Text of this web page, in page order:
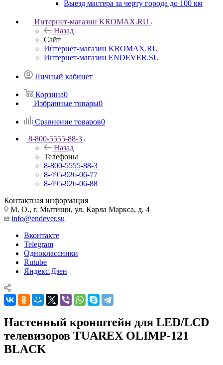
Выезд мастера за черту города до 100 км
Интернет-магазин KROMAX.RU
Назад
Сайт
Интернет-магазин KROMAX.RU
Интернет-магазин ENDEVER.SU
Личный кабинет
Корзина0
Избранные товары0
Сравнение товаров0
8-800-5555-88-3
Назад
Телефоны
8-800-5555-88-3
8-495-926-06-77
8-495-926-06-88
Контактная информация
М. О., г. Мытищи, ул. Карла Маркса, д. 4
info@endever.su
Вконтакте
Telegram
Одноклассники
Rutube
Яндекс.Дзен
Настенный кронштейн для LED/LCD
телевизоров TUAREX OLIMP-121
BLACK